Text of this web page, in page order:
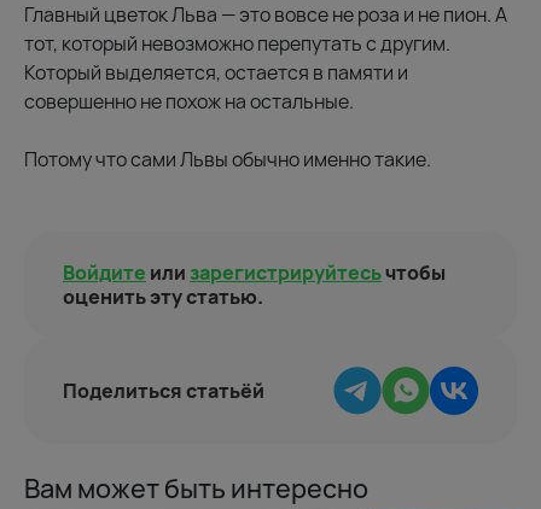
Главный цветок Льва — это вовсе не роза и не пион. А
тот, который невозможно перепутать с другим.
Который выделяется, остается в памяти и
совершенно не похож на остальные.
Потому что сами Львы обычно именно такие.
Войдите илизарегистрируйтесьчтобы
оценить эту статью.
Поделиться статьёй
Вам может быть интересно